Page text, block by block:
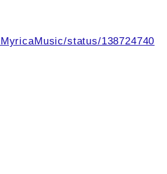
status/138724740